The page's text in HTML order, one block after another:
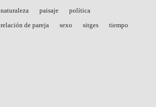
naturaleza paisaje
política
relación de pareja sexo sitges
tiempo